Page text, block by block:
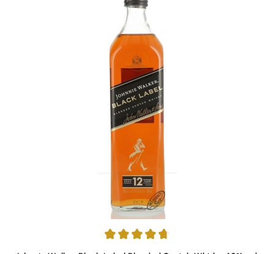
Durchschnittliche Bewertung von 4.8 von 5 Sternen